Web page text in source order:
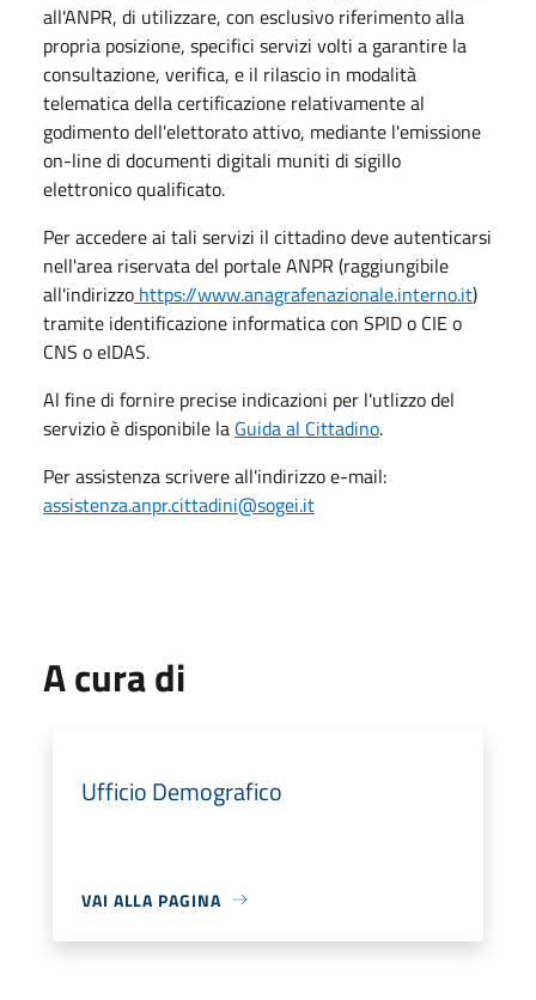
all'ANPR, di utilizzare, con esclusivo riferimento alla
propria posizione, specifici servizi volti a garantire la
consultazione, verifica, e il rilascio in modalità
telematica della certificazione relativamente al
godimento dell'elettorato attivo, mediante l'emissione
on-line di documenti digitali muniti di sigillo
elettronico qualificato.
Per accedere ai tali servizi il cittadino deve autenticarsi
nell'area riservata del portale ANPR (raggiungibile
all'indirizzo https://www.anagrafenazionale.interno.it)
tramite identificazione informatica con SPID o CIE o
CNS o eIDAS.
Al fine di fornire precise indicazioni per l'utlizzo del
servizio è disponibile la Guida al Cittadino.
Per assistenza scrivere all'indirizzo e-mail:
assistenza.anpr.cittadini@sogei.it
A cura di
Ufficio Demografico
VAI ALLA PAGINA